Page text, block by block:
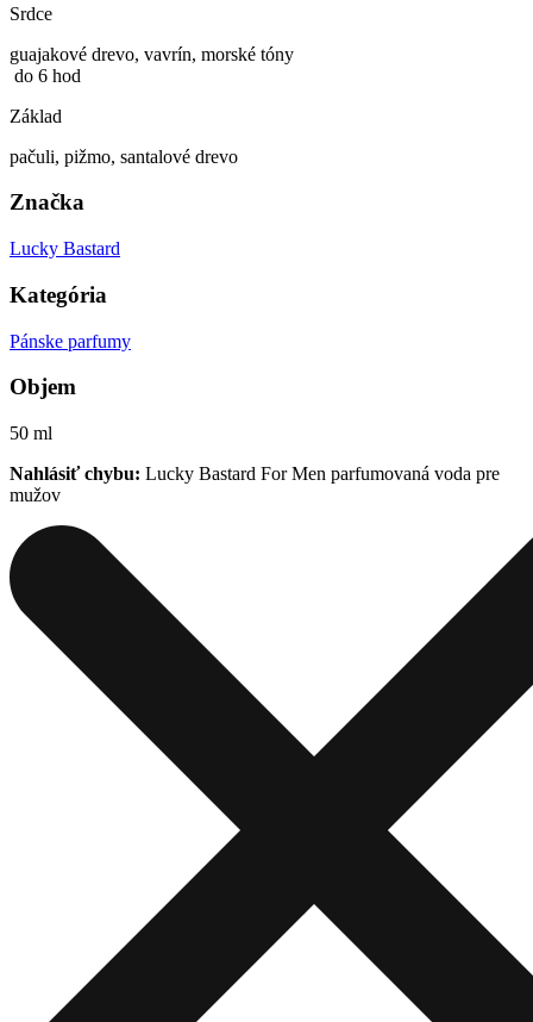
Srdce
guajakové drevo, vavrín, morské tóny
do 6 hod
Základ
pačuli, pižmo, santalové drevo
Značka
Lucky Bastard
Kategória
Pánske parfumy
Objem
50 ml
Nahlásiť chybu: Lucky Bastard For Men parfumovaná voda pre
mužov